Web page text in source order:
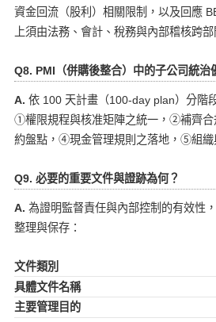
資金回流（股利）相關限制，以及回應
上須由法務、會計、稅務與內部稽核跨部
Q8. PMI（併購後整合）中的子公司統治
A. 依 100 天計畫（100-day plan）分階
①權限規程與核准矩陣之統一，②補齊
約盤點，④現金管理規則之落地，⑤組織
Q9. 必要的重要文件與證跡為何？
A. 為證明監督責任與內部控制的有效性
整理與保存：
文件類別
具體文件名稱
主要管理目的